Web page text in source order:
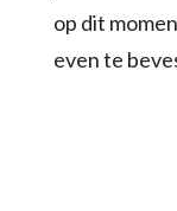
op dit
even te